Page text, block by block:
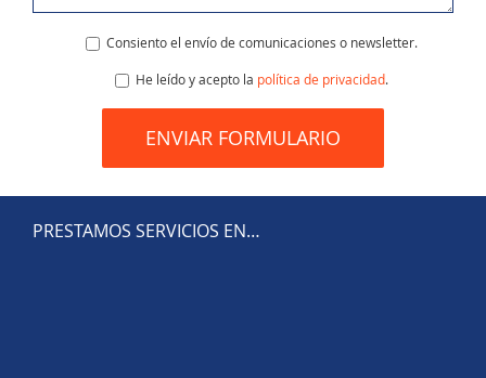
Consiento el envío de comunicaciones o newsletter.
He leído y acepto la política de privacidad.
PRESTAMOS SERVICIOS EN…